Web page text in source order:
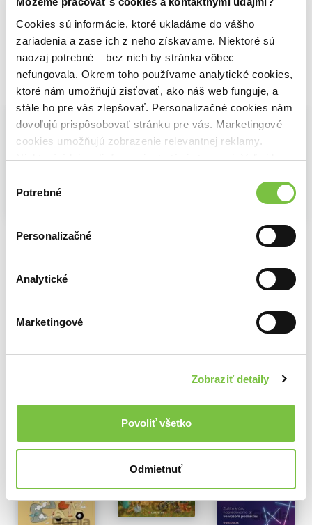
Cookies sú informácie, ktoré ukladáme do vášho
zariadenia a zase ich z neho získavame. Niektoré sú
naozaj potrebné – bez nich by stránka vôbec
nefungovala. Okrem toho používame analytické cookies,
ktoré nám umožňujú zisťovať, ako náš web funguje, a
stále ho pre vás zlepšovať. Personalizačné cookies nám
dovoľujú prispôsobovať stránku pre vás. Marketingové
cookies umožňujú zobrazenie relevantnej reklamy.
Niektoré údaje zdieľame aj s tretími stranami. Veľmi by
cookies.
súhlasu
Potrebné
Personalizačné
Analytické
Marketingové
Zobraziť detaily
Povoliť všetko
Odmietnuť
Vybrané pre teba
Podvojné účtovníctvo podnikateľov 2024
Martina
Účtovná závierka za rok 2022
Ďalšie z kategórie Knihy podvojné
účtovníctvo